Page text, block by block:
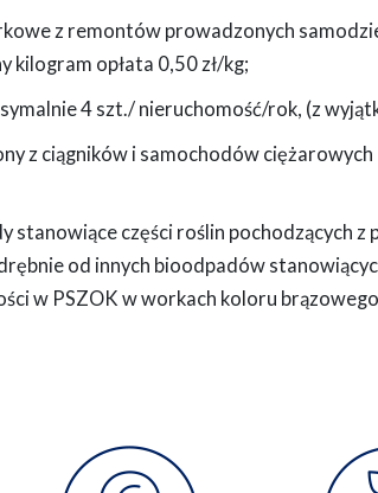
z remontów prowadzonych
kilogram opłata 0,50 zł/kg;
4 szt./ nieruchomość/rok, (z
z ciągników i samochodów
stanowiące części roślin pochodzących
od innych bioodpadów
w PSZOK w workach koloru